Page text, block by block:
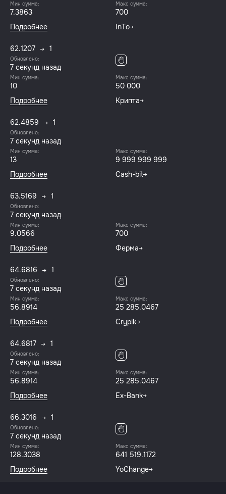
Мин сумма:
7.3863
Макс сумма:
700
Подробнее
InTo
62.1207 1
Обновлено:
8 секунд назад
Мин сумма:
10
Макс сумма:
50 000
Подробнее
Крипта
62.4859 1
Обновлено:
8 секунд назад
Мин сумма:
13
Макс сумма:
9 999 999 999
Подробнее
Cash-bit
63.5169 1
Обновлено:
8 секунд назад
Мин сумма:
9.0566
Макс сумма:
700
Подробнее
Ферма
64.6816 1
Обновлено:
8 секунд назад
Мин сумма:
56.8914
Макс сумма:
25 285.0467
Подробнее
Crypik
64.6817 1
Обновлено:
8 секунд назад
Мин сумма:
56.8914
Макс сумма:
25 285.0467
Подробнее
Ex-Bank
66.3016 1
Обновлено:
8 секунд назад
Мин сумма:
128.3038
Макс сумма:
641 519.1172
Подробнее
YoChange